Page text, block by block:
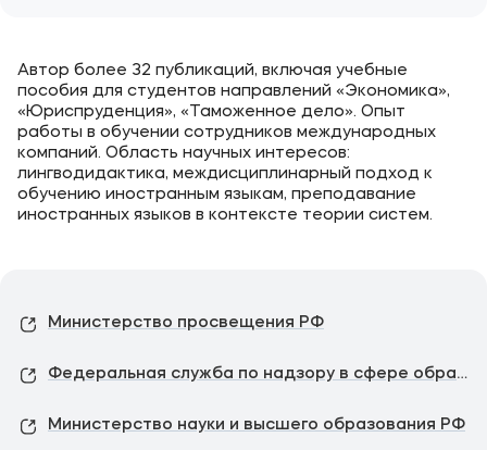
Автор более 32 публикаций, включая учебные
пособия для студентов направлений «Экономика»,
«Юриспруденция», «Таможенное дело». Опыт
работы в обучении сотрудников международных
компаний. Область научных интересов:
лингводидактика, междисциплинарный подход к
обучению иностранным языкам, преподавание
иностранных языков в контексте теории систем.
Министерство просвещения РФ
Федеральная служба по надзору в сфере образования и науки
Министерство науки и высшего образования РФ